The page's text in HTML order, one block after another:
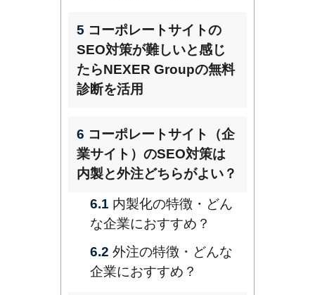
5 コーポレートサイトの
SEO対策が難しいと感じ
たらNEXER Groupの無料
診断を活用
6 コーポレートサイト（企
業サイト）のSEO対策は
内製と外注どちらがよい？
6.1 内製化の特徴・どん
な企業におすすめ？
6.2 外注の特徴・どんな
企業におすすめ？